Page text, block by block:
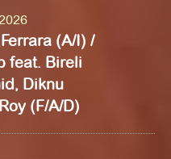
(A/I) /
feat. Bireli
Diknu
(F/A/D)